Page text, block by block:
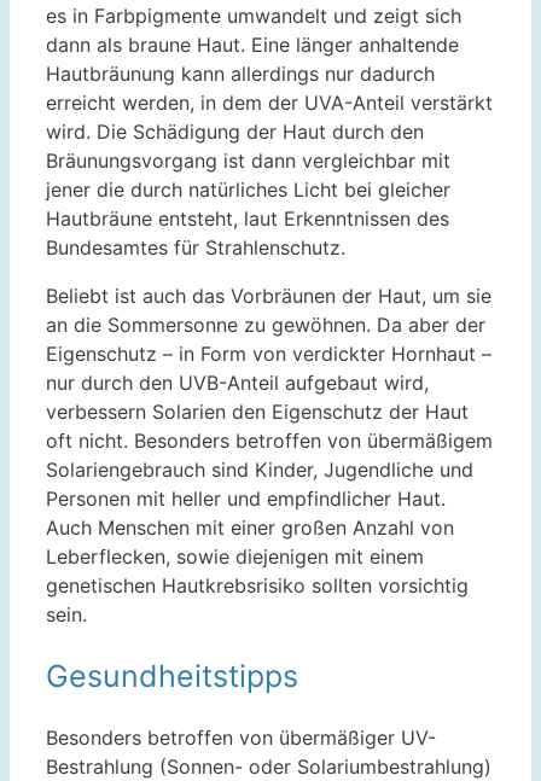
es in Farbpigmente umwandelt und zeigt sich
dann als braune Haut. Eine länger anhaltende
Hautbräunung kann allerdings nur dadurch
erreicht werden, in dem der UVA-Anteil verstärkt
wird. Die Schädigung der Haut durch den
Bräunungsvorgang ist dann vergleichbar mit
jener die durch natürliches Licht bei gleicher
Hautbräune entsteht, laut Erkenntnissen des
Bundesamtes für Strahlenschutz.
Beliebt ist auch das Vorbräunen der Haut, um sie
an die Sommersonne zu gewöhnen. Da aber der
Eigenschutz – in Form von verdickter Hornhaut –
nur durch den UVB-Anteil aufgebaut wird,
verbessern Solarien den Eigenschutz der Haut
oft nicht. Besonders betroffen von übermäßigem
Solariengebrauch sind Kinder, Jugendliche und
Personen mit heller und empfindlicher Haut.
Auch Menschen mit einer großen Anzahl von
Leberflecken, sowie diejenigen mit einem
genetischen Hautkrebsrisiko sollten vorsichtig
sein.
Gesundheitstipps
Besonders betroffen von übermäßiger UV-
Bestrahlung (Sonnen- oder Solariumbestrahlung)